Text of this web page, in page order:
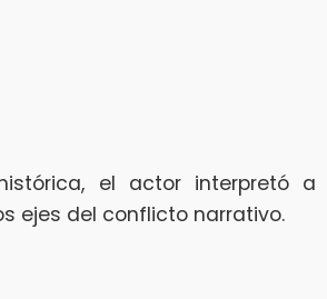
el actor interpretó a
ejes del conflicto narrativo.